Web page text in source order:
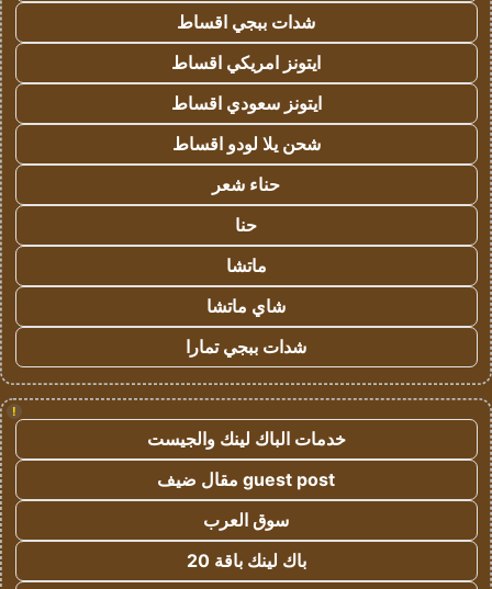
شدات ببجي اقساط
ايتونز امريكي اقساط
ايتونز سعودي اقساط
شحن يلا لودو اقساط
حناء شعر
حنا
ماتشا
شاي ماتشا
شدات ببجي تمارا
!
خدمات الباك لينك والجيست
guest post مقال ضيف
سوق العرب
باك لينك باقة 20